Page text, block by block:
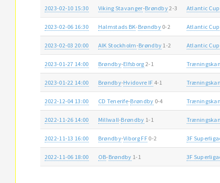
2023-02-10 15:30 Viking Stavanger-Brøndby2-3 Atlantic Cup
2023-02-06 16:30 Halmstads BK-Brøndby0-2 Atlantic Cup
2023-02-03 20:00 AIK Stockholm-Brøndby 1-2 Atlantic Cup
2023-01-27 14:00 Brøndby-Elfsborg 2-1
2023-01-22 14:00 Brøndby-Hvidovre IF 4-1
2022-12-04 13:00 CD Tenerife-Brøndby 0-4
2022-11-26 14:00 Millwall-Brøndby 1-1
2022-11-13 16:00 Brøndby-Viborg FF0-2 3F
2022-11-06 18:00 OB-Brøndby 1-1 3F